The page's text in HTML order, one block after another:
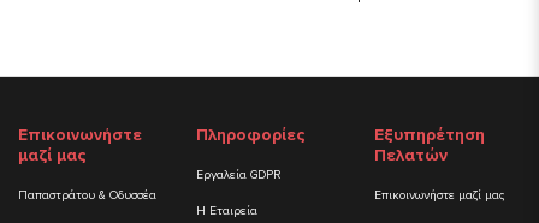
Επικοινωνήστε
μαζί μας
Παπαστράτου & Οδυσσέα
Πληροφορίες
Εργαλεία GDPR
Η Εταιρεία
Εξυπηρέτηση
Πελατών
Επικοινωνήστε μαζί μας